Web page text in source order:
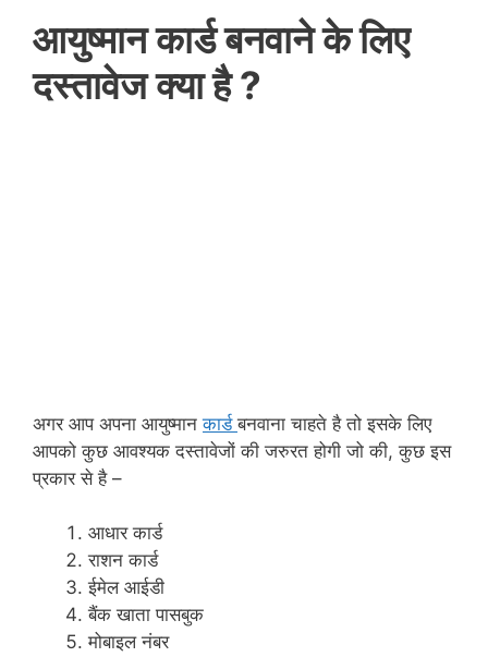
आयुष्मान कार्ड बनवाने के लिए
दस्तावेज क्या है ?
अगर आप अपना आयुष्मानकार्डबनवाना चाहते है तो इसके लिए
आपको कुछ आवश्यक दस्तावेजों की जरुरत होगी जो की, कुछ इस
प्रकार से है –
आधार कार्ड
राशन कार्ड
ईमेल आईडी
बैंक खाता पासबुक
मोबाइल नंबर